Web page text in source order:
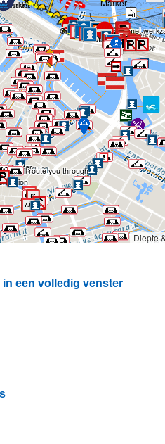
Gesloten in verband met
water
will route you through
Diepte
in een volledig venster